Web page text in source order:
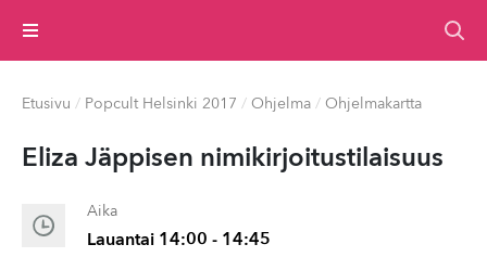
Valikko
Etusivu / Popcult Helsinki 2017 / Ohjelma / Ohjelmakartta
Eliza Jäppisen nimikir­joi­tusti­laisu­us
Aika
Lauantai 14:00 - 14:45